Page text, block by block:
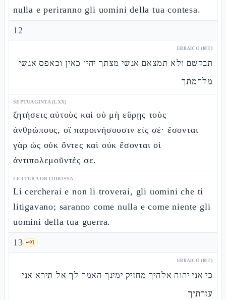
nulla e periranno gli uomini della tua contesa.
12
EBRAICO (MT)
תבקשם ולא תמצאם אנשי מצתך יהיו כאין וכאפס אנשי
מלחמתך
SEPTUAGINTA (LXX)
ζητήσεις αὐτοὺς καὶ οὐ μὴ εὕρῃς τοὺς
ἀνθρώπους, οἳ παροινήσουσιν εἰς σέ· ἔσονται
γὰρ ὡς οὐκ ὄντες καὶ οὐκ ἔσονται οἱ
ἀντιπολεμοῦντές σε.
LETTURA ORTODOSSA
Li cercherai e non li troverai, gli uomini che ti
litigavano; saranno come nulla e come niente gli
uomini della tua guerra.
13 🗝️1
EBRAICO (MT)
כי אני יהוה אלהיך מחזיק ימינך האמר לך אל תירא אני
עזרתיך